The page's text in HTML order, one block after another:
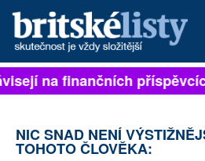
PŘIHLÁSIT
ARCHIV
na finančních
NIC SNAD NENÍ
TOHOTO ČLOVĚKA: